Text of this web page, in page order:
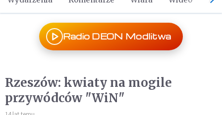
Radio DEON Modlitwa
Rzeszów: kwiaty na mogile
przywódców "WiN"